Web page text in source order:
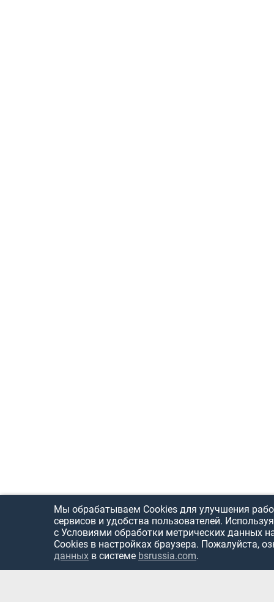
Мы обрабатываем Cookies для улучшения
сервисов и удобства пользователей.
с Условиями обработки метрических данных
Cookies в настройках браузера. Пожалуйста,
данных в системе bsrussia.com.